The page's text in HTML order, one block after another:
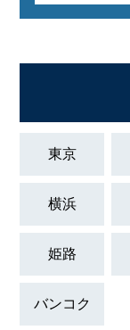
東京
横浜
姫路
バンコク